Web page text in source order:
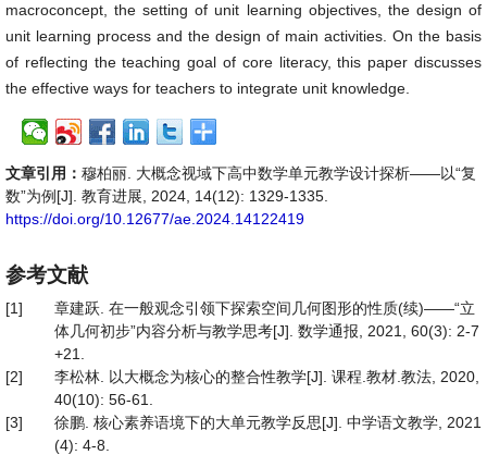
macroconcept, the setting of unit learning objectives, the design of
unit learning process and the design of main activities. On the basis
of reflecting the teaching goal of core literacy, this paper discusses
the effective ways for teachers to integrate unit knowledge.
文章引用： 穆柏丽. 大概念视域下高中数学单元教学设计探析——以“复
数”为例[J]. 教育进展, 2024, 14(12): 1329-1335.
https://doi.org/10.12677/ae.2024.14122419
参考文献
[1]
章建跃. 在一般观念引领下探索空间几何图形的性质(续)——“立
体几何初步”内容分析与教学思考[J]. 数学通报, 2021, 60(3): 2-7
+21.
[2]
李松林. 以大概念为核心的整合性教学[J]. 课程.教材.教法, 2020,
40(10): 56-61.
[3]
徐鹏. 核心素养语境下的大单元教学反思[J]. 中学语文教学, 2021
(4): 4-8.